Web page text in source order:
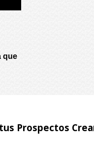
que
Prospectos